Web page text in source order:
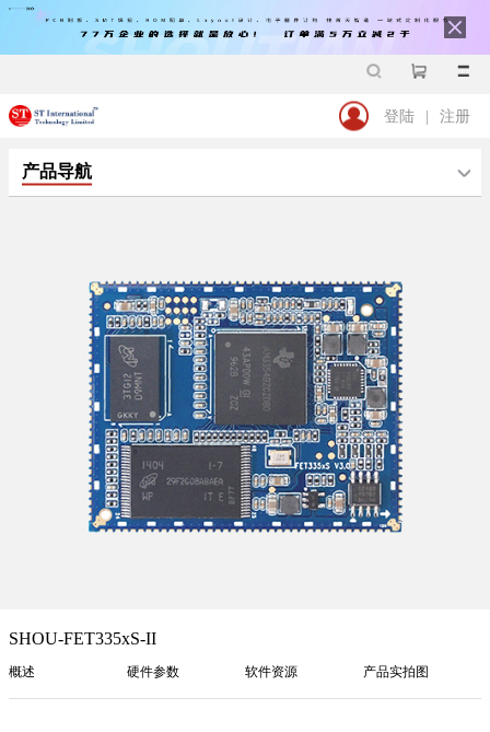
登陆 | 注册
产品导航
SHOU-FET335xS-II
概述 硬件参数 软件资源 产品实拍图